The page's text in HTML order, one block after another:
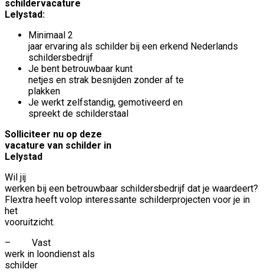
schildervacature
Lelystad:
Minimaal 2
jaar ervaring als schilder bij een erkend Nederlands
schildersbedrijf
Je bent betrouwbaar kunt
netjes en strak besnijden zonder af te
plakken
Je werkt zelfstandig, gemotiveerd en
spreekt de schilderstaal
Solliciteer nu op deze
vacature van schilder in
Lelystad
Wil jij
werken bij een betrouwbaar schildersbedrijf dat je waardeert?
Flextra heeft volop interessante schilderprojecten voor je in
het
vooruitzicht.
–
Vast
werk in loondienst als
schilder